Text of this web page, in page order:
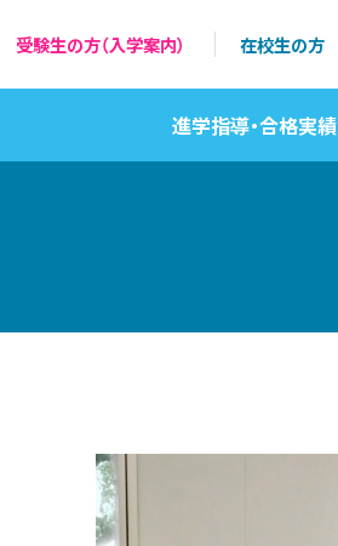
進学指導・合格実績
受験生の方（入学案内） 在校生の方